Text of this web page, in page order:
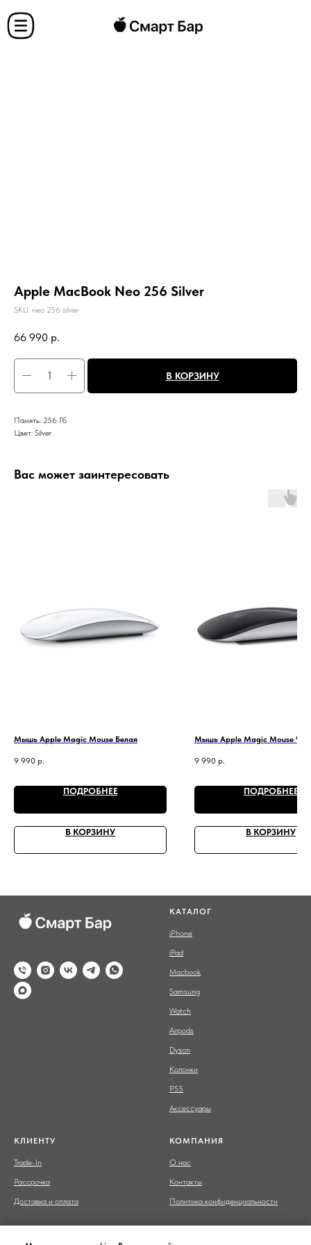
Apple MacBook Neo 256 Silver
SKU: neo 256 silver
66 990 р.
В КОРЗИНУ
Память: 256 Гб
Цвет: Silver
Вас может заинтересовать
Мышь Apple Magic Mouse Белая
9 990 р.
ПОДРОБНЕЕ
В КОРЗИНУ
Мышь Apple Magic Mouse
9 990 р.
ПОДРОБНЕЕ
В КОРЗИНУ
КАТАЛОГ
iPhone
iPad
Macbook
Samsung
Watch
Airpods
Dyson
Колонки
PS5
Аксессуары
КЛИЕНТУ
Trade-In
Рассрочка
Доставка и оплата
КОМПАНИЯ
О нас
Контакты
Политика конфиденциальности